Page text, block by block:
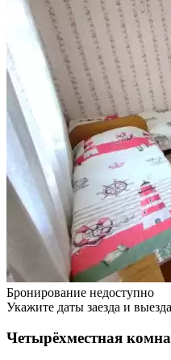
Бронирование недоступно
Укажите даты заезда и выезда
Четырёхместная